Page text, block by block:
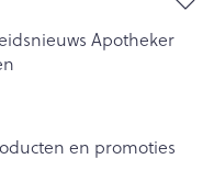
Apotheker
en promoties